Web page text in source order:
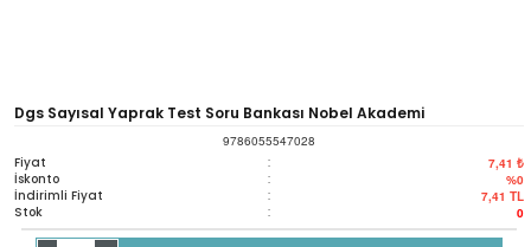
Dgs Sayısal Yaprak Test Soru Bankası Nobel Akademi
9786055547028
Fiyat : 7,41 ₺
İskonto : %0
İndirimli Fiyat : 7,41 TL
Stok : 0